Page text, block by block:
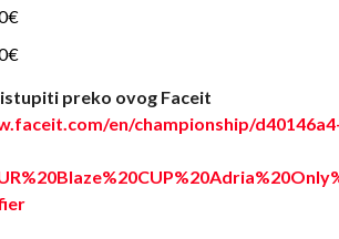
preko ovog Faceit
en/championship/